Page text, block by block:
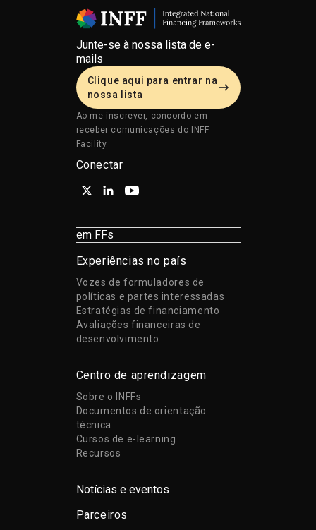
Junte-se à nossa lista de e-
mails
Clique aqui para entrar na
nossa lista
Ao me inscrever, concordo em
receber comunicações do INFF
Facility.
Conectar
em FFs
Experiências no país
Vozes de formuladores de
políticas e partes interessadas
Estratégias de financiamento
Avaliações financeiras de
desenvolvimento
Centro de aprendizagem
Sobre o INFFs
Documentos de orientação
técnica
Cursos de e-learning
Recursos
Notícias e eventos
Parceiros